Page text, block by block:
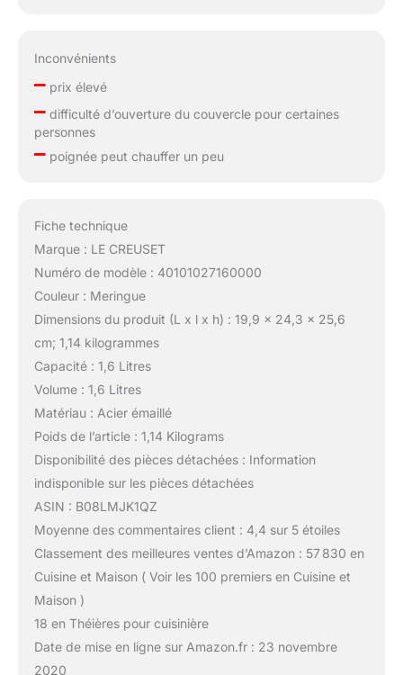
Inconvénients
–prix élevé
–difficulté d’ouverture du couvercle pour certaines
personnes
–poignée peut chauffer un peu
Fiche technique
Marque : LE CREUSET
Numéro de modèle : 40101027160000
Couleur : Meringue
Dimensions du produit (L x l x h) : 19,9 x 24,3 x 25,6
cm; 1,14 kilogrammes
Capacité : 1,6 Litres
Volume : 1,6 Litres
Matériau : Acier émaillé
Poids de l’article : 1,14 Kilograms
Disponibilité des pièces détachées : Information
indisponible sur les pièces détachées
ASIN : B08LMJK1QZ
Moyenne des commentaires client : 4,4 sur 5 étoiles
Classement des meilleures ventes d’Amazon : 57 830 en
Cuisine et Maison ( Voir les 100 premiers en Cuisine et
Maison )
18 en Théières pour cuisinière
Date de mise en ligne sur Amazon.fr : 23 novembre
2020